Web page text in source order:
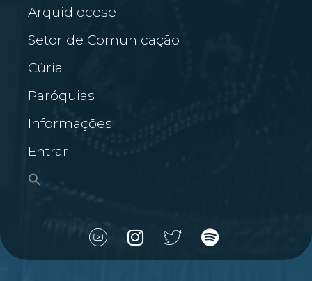
Arquidiocese
Setor de Comunicação
Cúria
Paróquias
Informações
Entrar